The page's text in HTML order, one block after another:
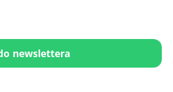
newslettera